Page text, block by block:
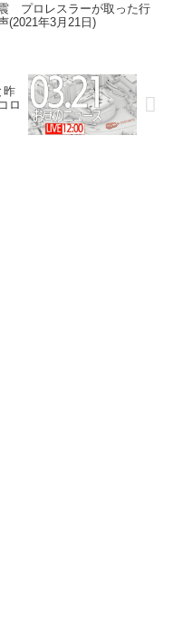
プロレスラーが取った行
(2021年3月21日)
昨
ロ